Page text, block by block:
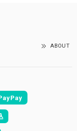
ABOUT